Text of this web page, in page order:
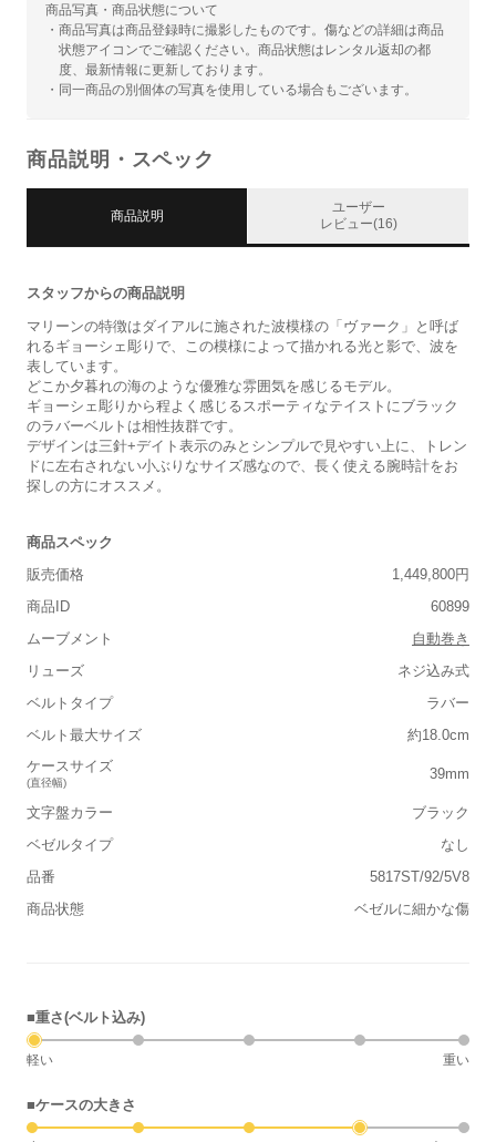
商品写真・商品状態について
・商品写真は商品登録時に撮影したものです。傷などの詳細は商品
状態アイコンでご確認ください。商品状態はレンタル返却の都
度、最新情報に更新しております。
・同一商品の別個体の写真を使用している場合もございます。
商品説明・スペック
商品説明
ユーザー
レビュー(16)
スタッフからの商品説明
マリーンの特徴はダイアルに施された波模様の「ヴァーク」と呼ば
れるギョーシェ彫りで、この模様によって描かれる光と影で、波を
表しています。
どこか夕暮れの海のような優雅な雰囲気を感じるモデル。
ギョーシェ彫りから程よく感じるスポーティなテイストにブラック
のラバーベルトは相性抜群です。
デザインは三針+デイト表示のみとシンプルで見やすい上に、トレン
ドに左右されない小ぶりなサイズ感なので、長く使える腕時計をお
探しの方にオススメ。
商品スペック
販売価格
1,449,800円
商品ID
60899
ムーブメント
自動巻き
リューズ
ネジ込み式
ベルトタイプ
ラバー
ベルト最大サイズ
約18.0cm
ケースサイズ
(直径幅)
39mm
文字盤カラー
ブラック
ベゼルタイプ
なし
品番
5817ST/92/5V8
商品状態
ベゼルに細かな傷
■重さ(ベルト込み)
軽い 重い
■ケースの大きさ